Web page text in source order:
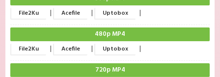
File2Ku | Acefile | Uptobox |
480p MP4
File2Ku | Acefile | Uptobox |
720p MP4